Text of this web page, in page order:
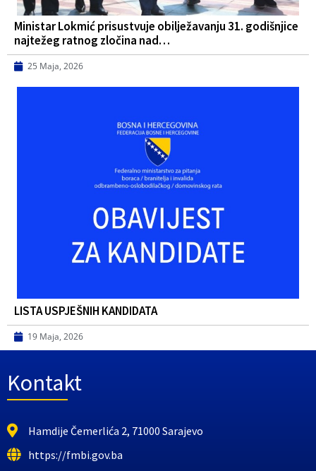
Ministar Lokmić prisustvuje obilježavanju 31. godišnjice
najtežeg ratnog zločina nad…
25 Maja, 2026
LISTA USPJEŠNIH KANDIDATA
19 Maja, 2026
Kontakt
Hamdije Čemerlića 2, 71000 Sarajevo
https://fmbi.gov.ba